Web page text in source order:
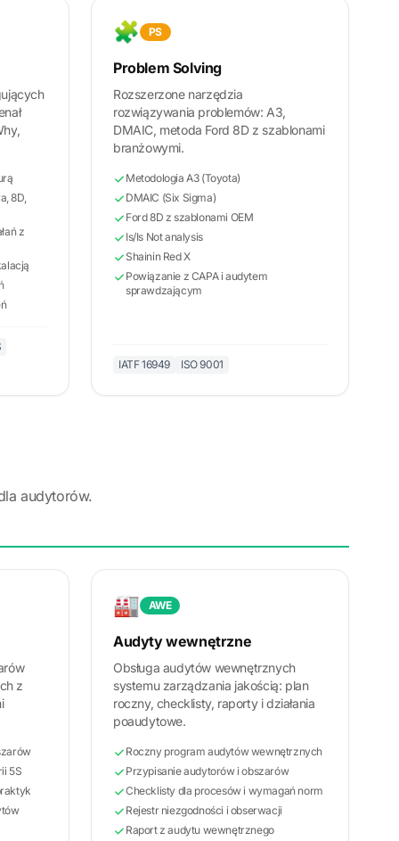
8D,
z
🧩 PS
Problem Solving
Rozszerzone narzędzia
rozwiązywania problemów: A3,
DMAIC, metoda Ford 8D z szablonami
branżowymi.
Metodologia A3 (Toyota)
DMAIC (Six Sigma)
Ford 8D z szablonami OEM
Is/Is Not analysis
Shainin Red X
Powiązanie z CAPA i audytem
sprawdzającym
IATF 16949 ISO 9001
audytorów.
z
5S
🏭 AWE
Audyty wewnętrzne
Obsługa audytów wewnętrznych
systemu zarządzania jakością: plan
roczny, checklisty, raporty i działania
poaudytowe.
Roczny program audytów wewnętrznych
Przypisanie audytorów i obszarów
Checklisty dla procesów i wymagań norm
Rejestr niezgodności i obserwacji
Raport z audytu wewnętrznego